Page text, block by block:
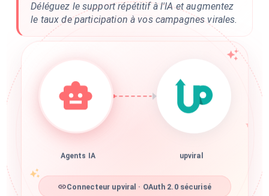
Déléguez le support répétitif à l'IA et augmentez
le taux de participation à vos campagnes virales.
Agents IA upviral
Connecteur upviral · OAuth 2.0 sécurisé